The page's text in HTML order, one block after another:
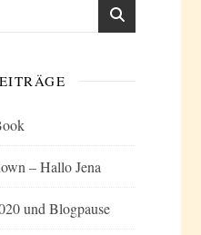
– Hallo Jena
und Blogpause